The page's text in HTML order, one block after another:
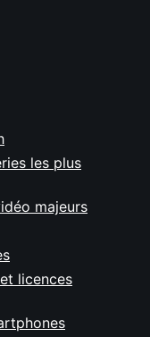
les plus
majeurs
licences